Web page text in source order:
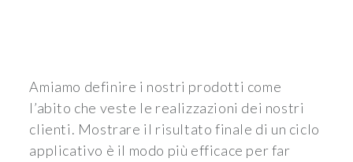
Amiamo definire i nostri prodotti come
l’abito che veste le realizzazioni dei nostri
clienti. Mostrare il risultato finale di un ciclo
applicativo è il modo più efficace per far